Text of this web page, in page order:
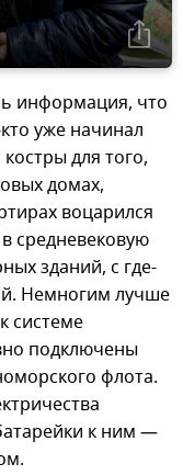
информация, что
уже начинал
для того,
домах,
воцарился
средневековую
зданий, с где-
Немногим лучше
системе
подключены
флота.
к ним —